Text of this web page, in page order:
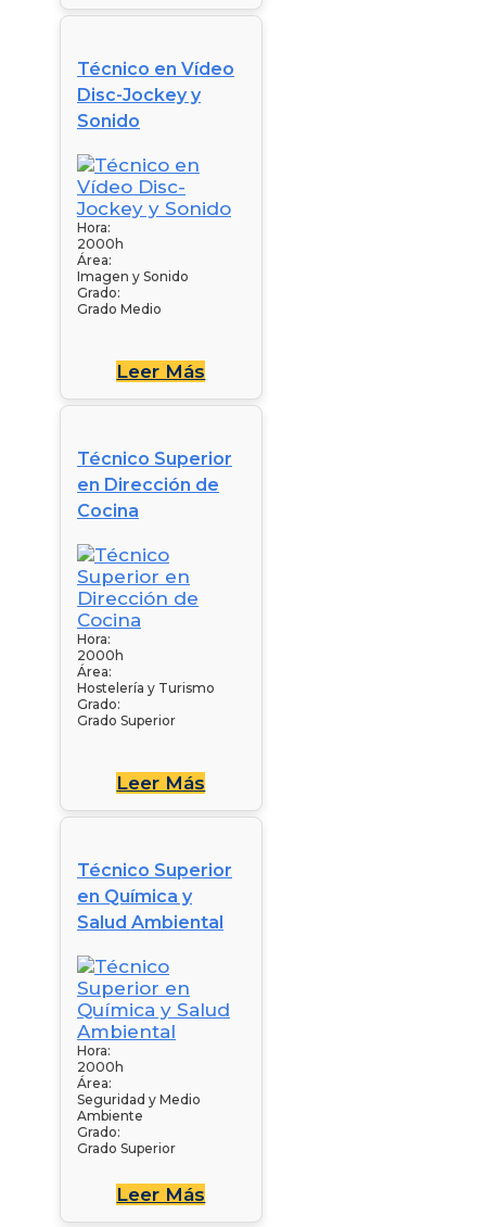
Técnico en Vídeo
Disc-Jockey y
Sonido
Hora:
2000h
Área:
Imagen y Sonido
Grado:
Grado Medio
Leer Más
Técnico Superior
en Dirección de
Cocina
Hora:
2000h
Área:
Hostelería y Turismo
Grado:
Grado Superior
Leer Más
Técnico Superior
en Química y
Salud Ambiental
Hora:
2000h
Área:
Seguridad y Medio
Ambiente
Grado:
Grado Superior
Leer Más